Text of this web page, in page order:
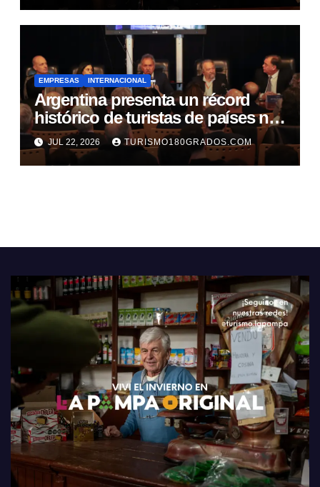
EMPRESAS INTERNACIONAL
Argentina presenta un récord
histórico de turistas de países no
limítrofes
JUL 22, 2026 TURISMO180GRADOS.COM